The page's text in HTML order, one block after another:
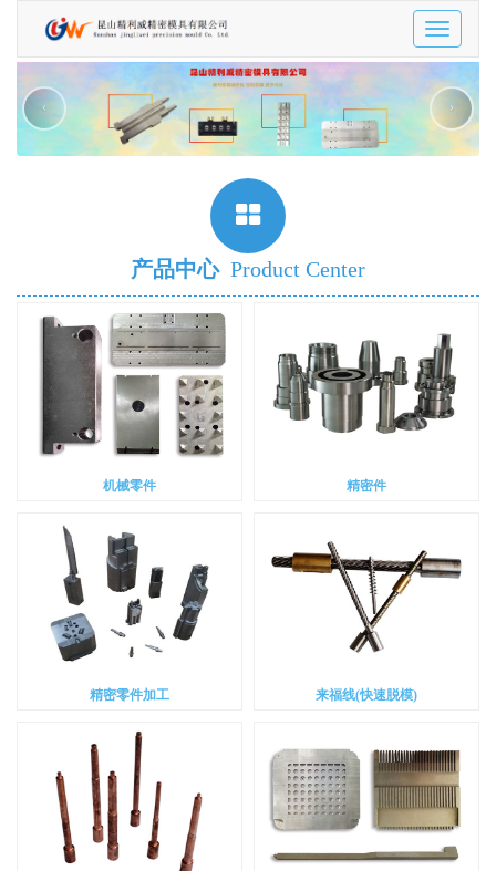
Toggle
‹ ›
产品中心 Product Center
机械零件 精密件
精密零件加工 来福线(快速脱模)